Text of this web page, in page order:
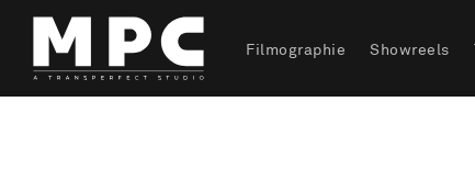
Filmographie Showreels